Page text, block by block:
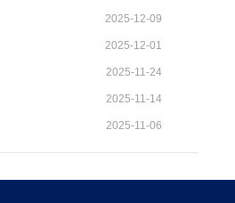
2025-12-09
2025-12-01
2025-11-24
2025-11-14
2025-11-06